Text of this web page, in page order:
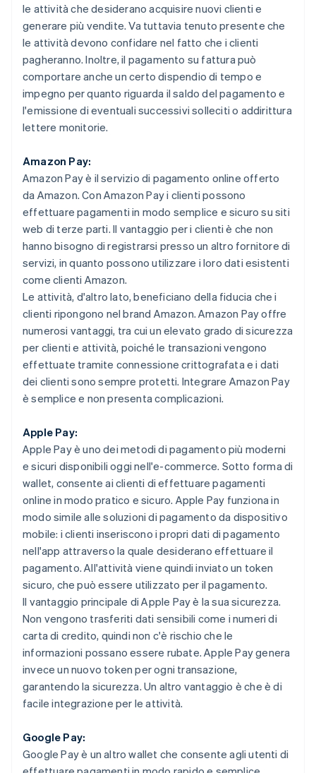
le attività che desiderano acquisire nuovi clienti e
generare più vendite. Va tuttavia tenuto presente che
le attività devono confidare nel fatto che i clienti
pagheranno. Inoltre, il pagamento su fattura può
comportare anche un certo dispendio di tempo e
impegno per quanto riguarda il saldo del pagamento e
l'emissione di eventuali successivi solleciti o addirittura
lettere monitorie.
Amazon Pay:
Amazon Pay è il servizio di pagamento online offerto
da Amazon. Con Amazon Pay i clienti possono
effettuare pagamenti in modo semplice e sicuro su siti
web di terze parti. Il vantaggio per i clienti è che non
hanno bisogno di registrarsi presso un altro fornitore di
servizi, in quanto possono utilizzare i loro dati esistenti
come clienti Amazon.
Le attività, d'altro lato, beneficiano della fiducia che i
clienti ripongono nel brand Amazon. Amazon Pay offre
numerosi vantaggi, tra cui un elevato grado di sicurezza
per clienti e attività, poiché le transazioni vengono
effettuate tramite connessione crittografata e i dati
dei clienti sono sempre protetti. Integrare Amazon Pay
è semplice e non presenta complicazioni.
Apple Pay:
Apple Pay è uno dei metodi di pagamento più moderni
e sicuri disponibili oggi nell'e-commerce. Sotto forma di
wallet, consente ai clienti di effettuare pagamenti
online in modo pratico e sicuro. Apple Pay funziona in
modo simile alle soluzioni di pagamento da dispositivo
mobile: i clienti inseriscono i propri dati di pagamento
nell'app attraverso la quale desiderano effettuare il
pagamento. All'attività viene quindi inviato un token
sicuro, che può essere utilizzato per il pagamento.
Il vantaggio principale di Apple Pay è la sua sicurezza.
Non vengono trasferiti dati sensibili come i numeri di
carta di credito, quindi non c'è rischio che le
informazioni possano essere rubate. Apple Pay genera
invece un nuovo token per ogni transazione,
garantendo la sicurezza. Un altro vantaggio è che è di
facile integrazione per le attività.
Google Pay:
Google Pay è un altro wallet che consente agli utenti di